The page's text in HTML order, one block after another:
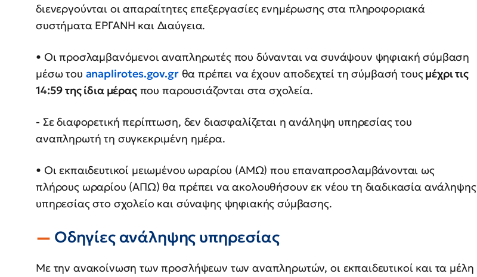
διενεργούνται οι απαραίτητες επεξεργασίες ενημέρωσης στα πληροφοριακά
συστήματα ΕΡΓΑΝΗ και Διαύγεια.
• Οι προσλαμβανόμενοι αναπληρωτές που δύνανται να συνάψουν ψηφιακή σύμβαση
μέσω του anaplirotes.gov.grθα πρέπει να έχουν αποδεχτεί τη σύμβασή τουςμέχρι τις
14:59 της ίδια μέραςπου παρουσιάζονται στα σχολεία.
- Σε διαφορετική περίπτωση, δεν διασφαλίζεται η ανάληψη υπηρεσίας του
αναπληρωτή τη συγκεκριμένη ημέρα.
• Οι εκπαιδευτικοί μειωμένου ωραρίου (ΑΜΩ) που επαναπροσλαμβάνονται ως
πλήρους ωραρίου (ΑΠΩ) θα πρέπει να ακολουθήσουν εκ νέου τη διαδικασία ανάληψης
υπηρεσίας στο σχολείο και σύναψης ψηφιακής σύμβασης.
Οδηγίες ανάληψης υπηρεσίας
Με την ανακοίνωση των προσλήψεων των αναπληρωτών, οι εκπαιδευτικοί και τα μέλη